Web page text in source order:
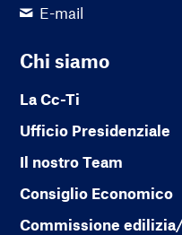
E-mail
Chi siamo
La Cc-Ti
Ufficio Presidenziale
Il nostro Team
Consiglio Economico
Commissione